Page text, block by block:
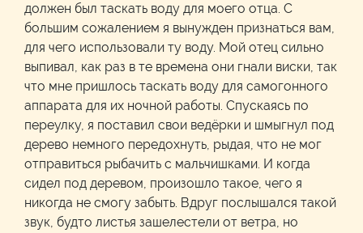
должен был таскать воду для моего отца. С
большим сожалением я вынужден признаться вам,
для чего использовали ту воду. Мой отец сильно
выпивал, как раз в те времена они гнали виски, так
что мне пришлось таскать воду для самогонного
аппарата для их ночной работы. Спускаясь по
переулку, я поставил свои ведёрки и шмыгнул под
дерево немного передохнуть, рыдая, что не мог
отправиться рыбачить с мальчишками. И когда
сидел под деревом, произошло такое, чего я
никогда не смогу забыть. Вдруг послышался такой
звук, будто листья зашелестели от ветра, но